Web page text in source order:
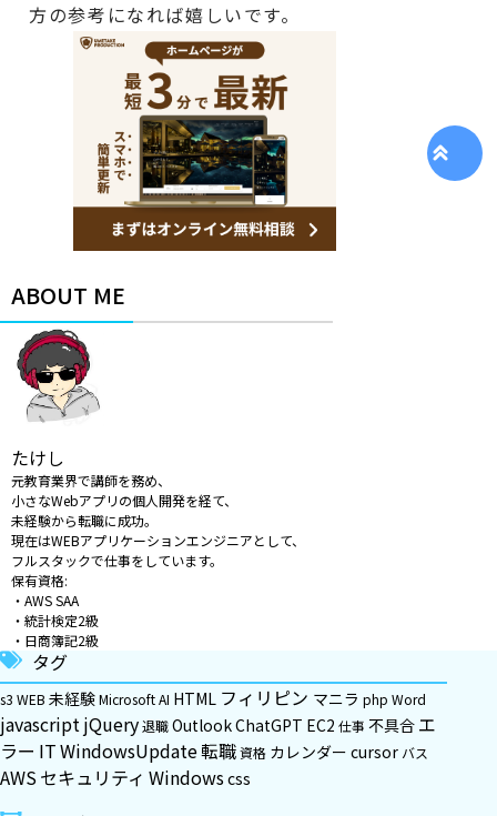
方の参考になれば嬉しいです。
ABOUT ME
たけし
元教育業界で講師を務め、
小さなWebアプリの個人開発を経て、
未経験から転職に成功。
現在はWEBアプリケーションエンジニアとして、
フルスタックで仕事をしています。
保有資格:
・AWS SAA
・統計検定2級
・日商簿記2級
タグ
s3 WEB 未経験MicrosoftAI HTML フィリピン マニラ php Word
javascriptjQuery退職OutlookChatGPT EC2 仕事 不具合 エ
ラー ITWindowsUpdate転職資格 カレンダー cursor バス
AWSセキュリティ Windowscss